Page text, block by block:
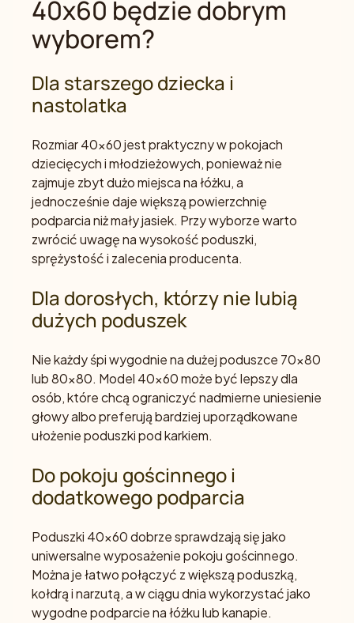
40x60 będzie dobrym
wyborem?
Dla starszego dziecka i
nastolatka
Rozmiar 40x60 jest praktyczny w pokojach
dziecięcych i młodzieżowych, ponieważ nie
zajmuje zbyt dużo miejsca na łóżku, a
jednocześnie daje większą powierzchnię
podparcia niż mały jasiek. Przy wyborze warto
zwrócić uwagę na wysokość poduszki,
sprężystość i zalecenia producenta.
Dla dorosłych, którzy nie lubią
dużych poduszek
Nie każdy śpi wygodnie na dużej poduszce 70x80
lub 80x80. Model 40x60 może być lepszy dla
osób, które chcą ograniczyć nadmierne uniesienie
głowy albo preferują bardziej uporządkowane
ułożenie poduszki pod karkiem.
Do pokoju gościnnego i
dodatkowego podparcia
Poduszki 40x60 dobrze sprawdzają się jako
uniwersalne wyposażenie pokoju gościnnego.
Można je łatwo połączyć z większą poduszką,
kołdrą i narzutą, a w ciągu dnia wykorzystać jako
wygodne podparcie na łóżku lub kanapie.